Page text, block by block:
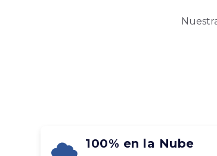
100% en la Nube